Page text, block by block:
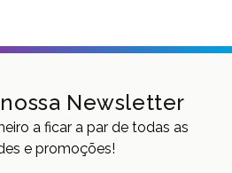
Newsletter
a ficar a par de todas as
e promoções!